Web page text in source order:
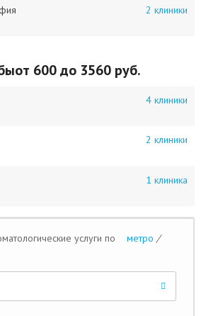
2 клиники
от 600 до 3560 руб.
4 клиники
2 клиники
1 клиника
услуги пометро /